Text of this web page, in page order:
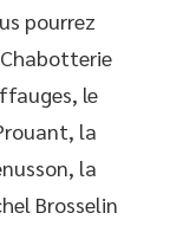
pourrez
le
la
la
Brosselin